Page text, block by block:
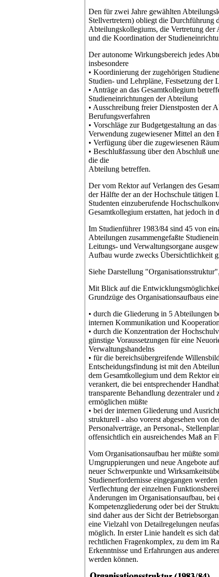
Den für zwei Jahre gewählten
Stellvertretern) obliegt die Durchführung
Abteilungskollegiums, die Vertretung
und die Koordination der
Der autonome Wirkungsbereich jedes
insbesondere
• Koordinierung der zugehörigen
Studien- und Lehrpläne, Festsetzung der
• Anträge an das Gesamtkollegium
Studieneinrichtungen der Abteilung
• Ausschreibung freier Dienstposten der
Berufungsverfahren
• Vorschläge zur Budgetgestaltung an
Verwendung zugewiesener Mittel an den
• Verfügung über die zugewiesenen
• Beschlußfassung über den Abschluß
die die
Abteilung betreffen.
Der vom Rektor auf Verlangen des
der Hälfte der an der Hochschule tätigen
Studenten einzuberufende
Gesamtkollegium erstatten, hat jedoch in
Im Studienführer 1983/84 sind 45 von
Abteilungen zusammengefaßte
Leitungs- und Verwaltungsorgane
Aufbau wurde zwecks Übersichtlichkeit
Siehe Darstellung
Mit Blick auf die
Grundzüge des Organisationsaufbaus
• durch die Gliederung in 5 Abteilungen
internen Kommunikation und
• durch die Konzentration der
günstige Voraussetzungen für eine
Verwaltungshandelns
• für die bereichsübergreifende
Entscheidungsfindung ist mit den
dem Gesamtkollegium und dem Rektor
verankert, die bei entsprechender
transparente Behandlung dezentraler und
ermöglichen müßte
• bei der internen Gliederung und
strukturell - also vorerst abgesehen von
Personalverträge, an Personal-,
offensichtlich ein ausreichendes Maß an
Vom Organisationsaufbau her müßte
Umgruppierungen und neue Angebote
neuer Schwerpunkte und
Studienerfordernisse eingegangen
Verflechtung der einzelnen
Änderungen im Organisationsaufbau, bei
Kompetenzgliederung oder bei der
sind daher aus der Sicht der
eine Vielzahl von Detailregelungen
möglich. In erster Linie handelt es sich
rechtlichen Fragenkomplex, zu dem im
Erkenntnisse und Erfahrungen aus
werden können.